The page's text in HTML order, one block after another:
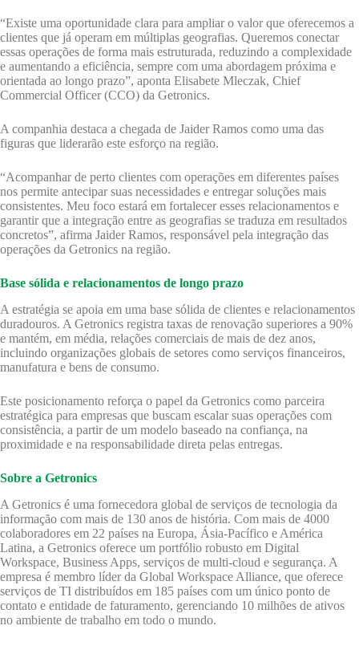
“Existe uma oportunidade clara para ampliar o valor que oferecemos a
clientes que já operam em múltiplas geografias. Queremos conectar
essas operações de forma mais estruturada, reduzindo a complexidade
e aumentando a eficiência, sempre com uma abordagem próxima e
orientada ao longo prazo”, aponta Elisabete Mleczak, Chief
Commercial Officer (CCO) da Getronics.
A companhia destaca a chegada de Jaider Ramos como uma das
figuras que liderarão este esforço na região.
“Acompanhar de perto clientes com operações em diferentes países
nos permite antecipar suas necessidades e entregar soluções mais
consistentes. Meu foco estará em fortalecer esses relacionamentos e
garantir que a integração entre as geografias se traduza em resultados
concretos”, afirma Jaider Ramos, responsável pela integração das
operações da Getronics na região.
Base sólida e relacionamentos de longo prazo
A estratégia se apoia em uma base sólida de clientes e relacionamentos
duradouros. A Getronics registra taxas de renovação superiores a 90%
e mantém, em média, relações comerciais de mais de dez anos,
incluindo organizações globais de setores como serviços financeiros,
manufatura e bens de consumo.
Este posicionamento reforça o papel da Getronics como parceira
estratégica para empresas que buscam escalar suas operações com
consistência, a partir de um modelo baseado na confiança, na
proximidade e na responsabilidade direta pelas entregas.
Sobre a Getronics
A Getronics é uma fornecedora global de serviços de tecnologia da
informação com mais de 130 anos de história. Com mais de 4000
colaboradores em 22 países na Europa, Ásia-Pacífico e América
Latina, a Getronics oferece um portfólio robusto em Digital
Workspace, Business Apps, serviços de multi-cloud e segurança. A
empresa é membro líder da Global Workspace Alliance, que oferece
serviços de TI distribuídos em 185 países com um único ponto de
contato e entidade de faturamento, gerenciando 10 milhões de ativos
no ambiente de trabalho em todo o mundo.